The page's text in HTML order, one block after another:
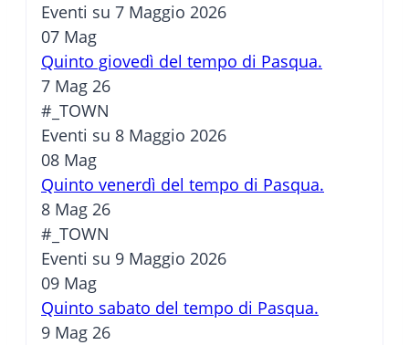
Eventi su 7 Maggio 2026
07 Mag
Quinto giovedì del tempo di Pasqua.
7 Mag 26
#_TOWN
Eventi su 8 Maggio 2026
08 Mag
Quinto venerdì del tempo di Pasqua.
8 Mag 26
#_TOWN
Eventi su 9 Maggio 2026
09 Mag
Quinto sabato del tempo di Pasqua.
9 Mag 26